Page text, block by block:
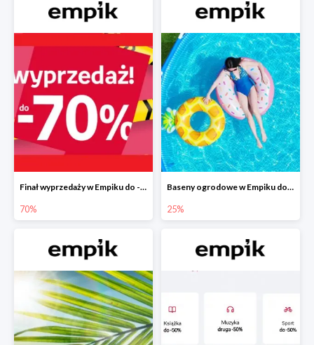
Finał wyprzedaży w Empiku do -70%
70%
Baseny ogrodowe w Empiku do -25%
25%